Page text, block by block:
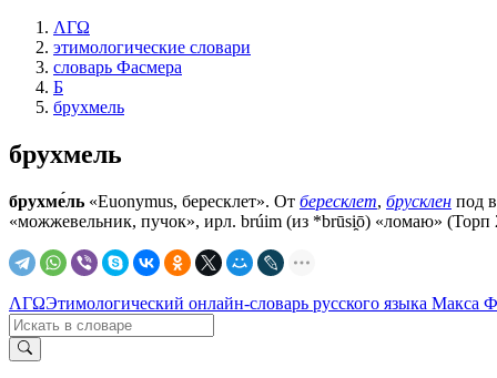
ΛΓΩ
этимологические словари
словарь Фасмера
Б
брухмель
брухмель
брухме́ль «Euonymus, бересклет». От бересклет, брусклен под
«можжевельник, пучок», ирл. brúim (из *brūsi̯ō) «ломаю»
ΛΓΩЭтимологический онлайн-словарь русского языка Макса